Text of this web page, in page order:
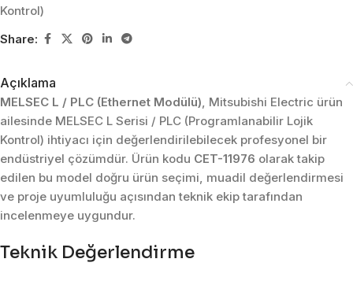
Kontrol)
Share:
Açıklama
MELSEC L / PLC (Ethernet Modülü), Mitsubishi Electric ürün
ailesinde MELSEC L Serisi / PLC (Programlanabilir Lojik
Kontrol) ihtiyacı için değerlendirilebilecek profesyonel bir
endüstriyel çözümdür. Ürün kodu CET-11976 olarak takip
edilen bu model doğru ürün seçimi, muadil değerlendirmesi
ve proje uyumluluğu açısından teknik ekip tarafından
incelenmeye uygundur.
Teknik Değerlendirme